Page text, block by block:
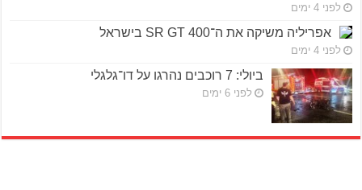
לפני 4 ימים
אפריליה משיקה את ה־SR GT 400 בישראל
לפני 4 ימים
ביולי: 7 רוכבים נהרגו על דו־גלגלי
לפני 6 ימים